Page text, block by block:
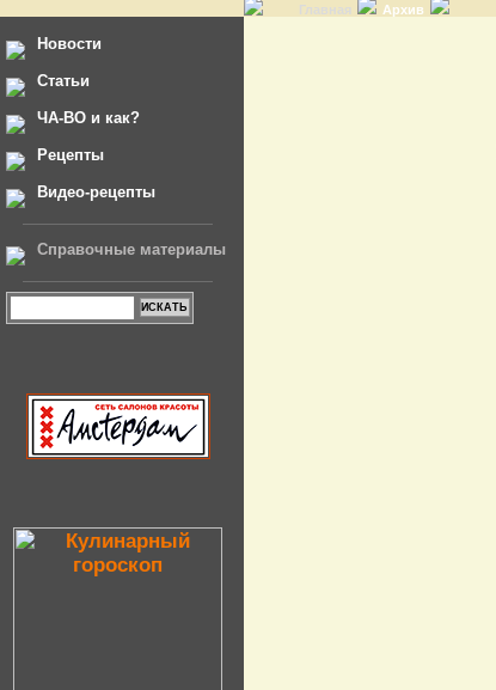
Главная Архив
Новости
Статьи
ЧА-ВО и как?
Рецепты
Видео-рецепты
Справочные материалы